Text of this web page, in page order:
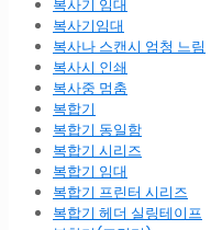
복사기 임대
복사기임대
복사나 스캔시 엄청 느림
복사시 인쇄
복사중 멈춤
복합기
복합기 동일함
복합기 시리즈
복합기 임대
복합기 프린터 시리즈
복합기 헤더 실링테이프